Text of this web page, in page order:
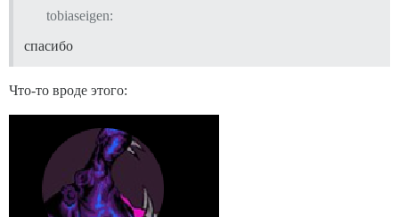
tobiaseigen:
спасибо
Что-то вроде этого: